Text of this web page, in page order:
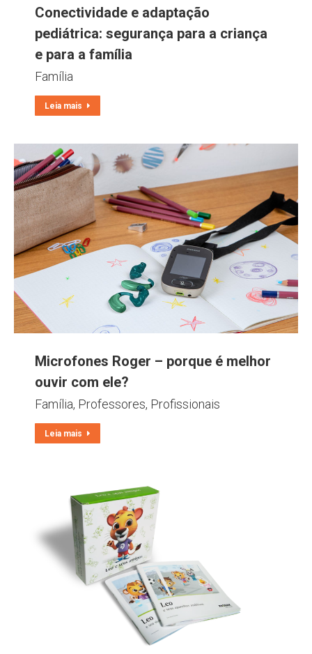
Conectividade e adaptação
pediátrica: segurança para a criança
e para a família
Família
Leia mais
Microfones Roger – porque é melhor
ouvir com ele?
Família, Professores, Profissionais
Leia mais